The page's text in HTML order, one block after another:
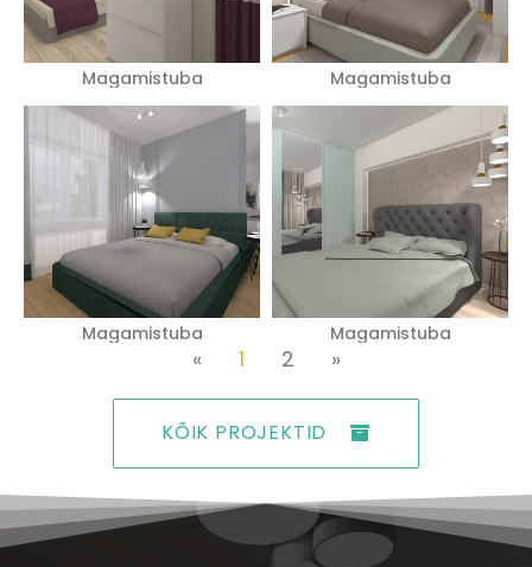
Magamistuba Magamistuba
Magamistuba Magamistuba
« 1 2 »
KÕIK PROJEKTID